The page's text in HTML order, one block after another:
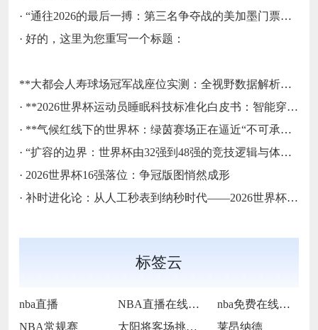
· “通往2026的最后一搏：第三名争夺战的美加墨门票生死局”
· 好的，这里为您重写一个标题：
**大都会人寿球场冠军战座位实测：全视野数据解析与等级精准评估**
· **2026世界杯运动员睡眠科技标准化白皮书：智能穿戴监测标准与认证体系框架**
· **气候红线下的世界杯：绿茵赛场正在逼近“不可承受之热”**
· “扩容的边界：世界杯由32强到48强的竞技逻辑与体系重塑”
· 2026世界杯16强落位：争冠版图悄然成形
· 补时进化论：从人工秒表到纳秒时代——2026世界杯计时规则展望
标签云
nba直播 NBA直播在线观看
nba免费在线高清直播
NBA常规赛
太阳将客场挑战步行者 莱昂纳德